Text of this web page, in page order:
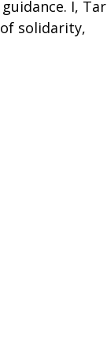
I,
solidarity,